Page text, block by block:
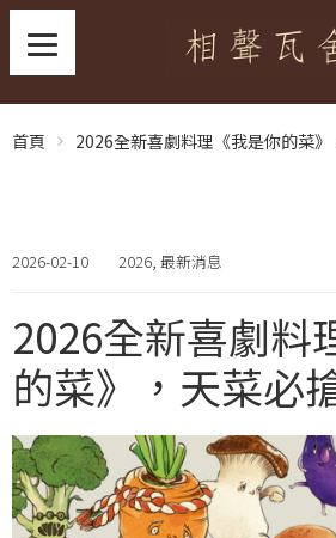
首頁 2026全新喜劇料理《我是你的菜》
2026-02-10 2026, 最新消息
2026全新喜劇料
的菜》，天菜必